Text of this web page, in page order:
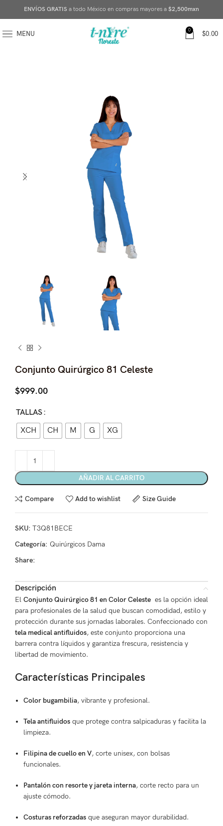
ENVÍOS GRATIS a todo México en compras mayores a $2,500mxn
MENU 0 $0.00
Conjunto Quirúrgico 81 Celeste
$999.00
TALLAS
XCH
CH M G XG
AÑADIR AL CARRITO
Compare Add to wishlist Size Guide
SKU: T3Q81BECE
Categoría: Quirúrgicos Dama
Share:
Descripción
El Conjunto Quirúrgico 81 en Color Celeste es la opción ideal
para profesionales de la salud que buscan comodidad, estilo y
protección durante sus jornadas laborales. Confeccionado con
tela medical antifluidos, este conjunto proporciona una
barrera contra líquidos y garantiza frescura, resistencia y
libertad de movimiento.
Características Principales
Color bugambilia, vibrante y profesional.
Tela antifluidos que protege contra salpicaduras y facilita la
limpieza.
Filipina de cuello en V, corte unisex, con bolsas
funcionales.
Pantalón con resorte y jareta interna, corte recto para un
ajuste cómodo.
Costuras reforzadas que aseguran mayor durabilidad.